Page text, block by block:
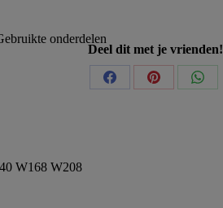
onderdelen
Deel dit met je vrienden!
Share
Share
Share
W168 W208